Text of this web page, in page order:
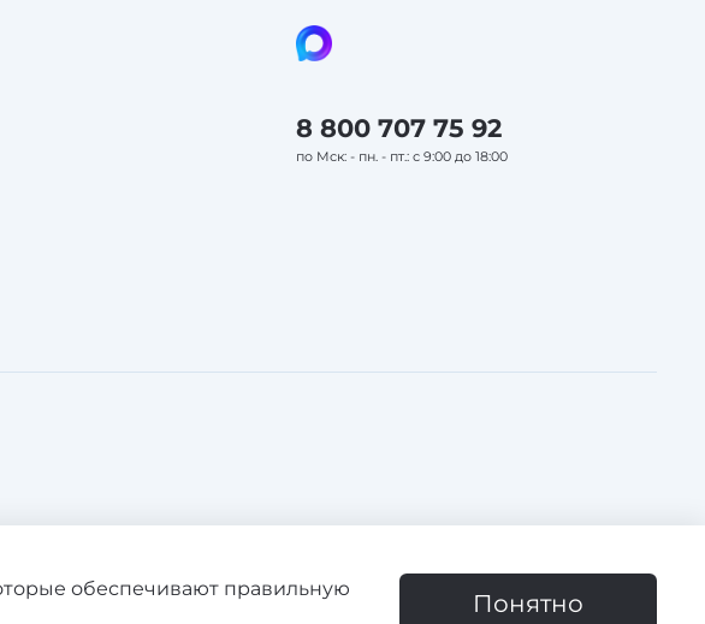
8 800 707 75 92
по Мск: - пн. - пт.: с 9:00 до 18:00
Продолжая пользоваться сайтом, вы соглашаетесь с использованием cookie
обеспечивают правильную
Понятно